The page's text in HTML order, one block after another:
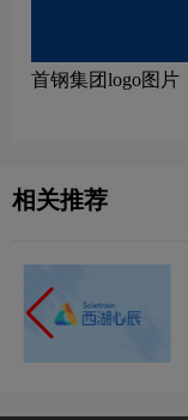
首钢集团logo图片
相关推荐